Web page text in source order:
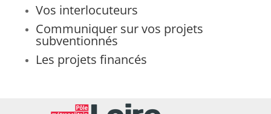
Vos interlocuteurs
Communiquer sur vos projets
subventionnés
Les projets financés